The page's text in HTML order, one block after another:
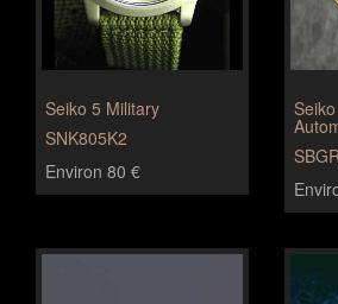
Seiko 5 Military
SNK805K2
Environ 80 €